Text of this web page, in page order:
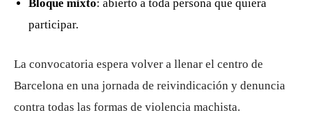
Bloque mixto: abierto a toda persona que quiera
participar.
La convocatoria espera volver a llenar el centro de
Barcelona en una jornada de reivindicación y denuncia
contra todas las formas de violencia machista.